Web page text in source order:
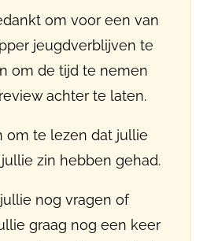
om voor een van
jeugdverblijven te
om de tijd te nemen
achter te laten.
om te lezen dat jullie
zin hebben gehad.
nog vragen of
graag nog een keer